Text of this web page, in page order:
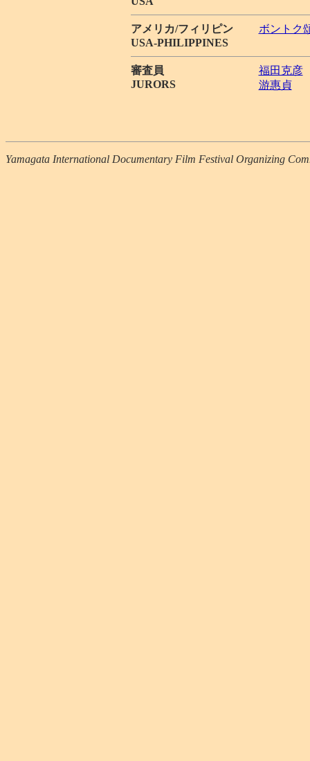
アメリカ/フィリピン
USA-PHILIPPINES
ボントク
審査員
JURORS
福田克彦
游惠貞
Yamagata International Documentary Film Festival Organizing